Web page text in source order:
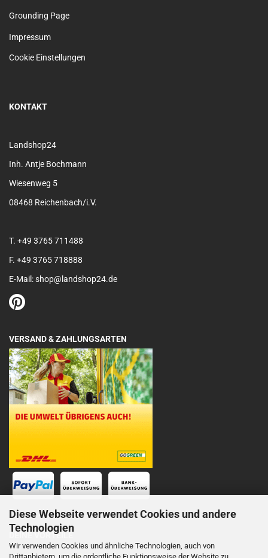
Diese Webseite verwendet Cookies und andere
Technologien
Wir verwenden Cookies und ähnliche Technologien, auch von
Drittanbietern, um die ordentliche Funktionsweise der Website zu
Grounding Page
Impressum
Cookie Einstellungen
KONTAKT
Landshop24
Inh. Antje Bochmann
Wiesenweg 5
08468 Reichenbach/i.V.
T. +49 3765 711488
F. +49 3765 718888
E-Mail: shop@landshop24.de
VERSAND & ZAHLUNGSARTEN
DEINE VORTEILE